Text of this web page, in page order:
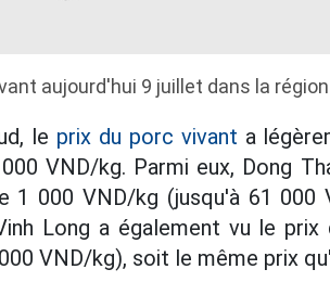
aujourd'hui 9 juillet dans la
le prix du porc vivant a
VND/kg. Parmi eux, Dong
1 000 VND/kg (jusqu'à 61
Long a également vu le
VND/kg), soit le même prix